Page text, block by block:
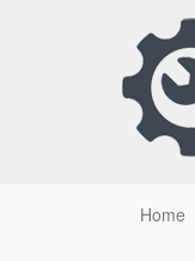
Home